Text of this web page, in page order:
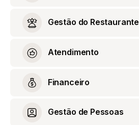
Gestão do Restaurante
Atendimento
Financeiro
Gestão de Pessoas